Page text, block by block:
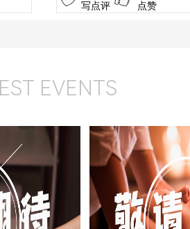
写点评 点赞
EVENTS